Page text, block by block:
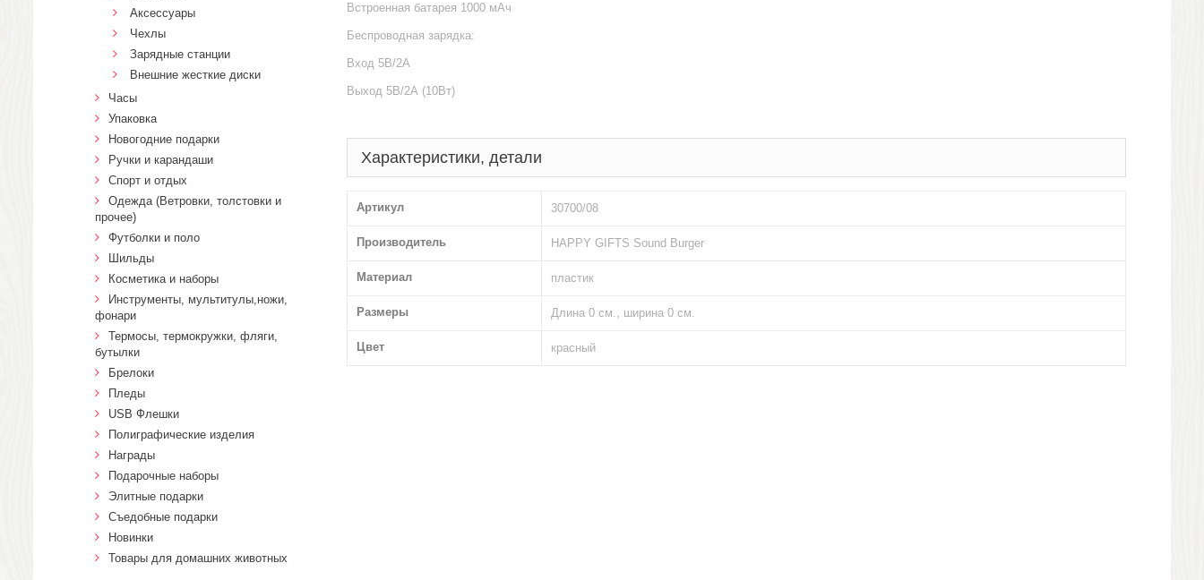
Встроенная батарея 1000 мАч
Беспроводная зарядка:
Вход 5В/2А
Выход 5В/2А (10Вт)
Характеристики, детали
Артикул 30700/08
Производитель HAPPY GIFTS Sound Burger
Материал пластик
Размеры Длина 0 см., ширина 0 см.
Цвет красный
Аксессуары
Чехлы
Зарядные станции
Внешние жесткие диски
Часы
Упаковка
Новогодние подарки
Ручки и карандаши
Спорт и отдых
Одежда (Ветровки, толстовки и
прочее)
Футболки и поло
Шильды
Косметика и наборы
Инструменты, мультитулы,ножи,
фонари
Термосы, термокружки, фляги,
бутылки
Брелоки
Пледы
USB Флешки
Полиграфические изделия
Награды
Подарочные наборы
Элитные подарки
Cъедобные подарки
Новинки
Товары для домашних животных